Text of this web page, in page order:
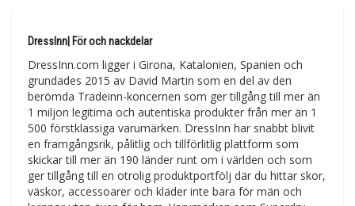
DressInn| För och nackdelar
DressInn.com ligger i Girona, Katalonien, Spanien och
grundades 2015 av David Martin som en del av den
berömda Tradeinn-koncernen som ger tillgång till mer än
1 miljon legitima och autentiska produkter från mer än 1
500 förstklassiga varumärken. DressInn har snabbt blivit
en framgångsrik, pålitlig och tillförlitlig plattform som
skickar till mer än 190 länder runt om i världen och som
ger tillgång till en otrolig produktportfölj där du hittar skor,
väskor, accessoarer och kläder inte bara för män och